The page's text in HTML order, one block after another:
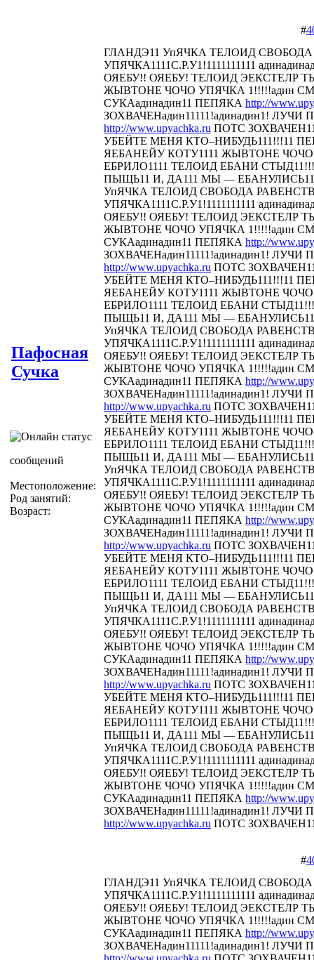
Пафосная
Сучка
сообщений
Местоположение:
Род занятий:
Возраст:
#
ГЛАНДЭ11 УпЯЧКА ТЕЛОИД
УПЯЧКА1111С.Р.У1!1111111111
ОЯЕБУ!! ОЯЕБУ! ТЕЛОИД ЭЕКСТЕЛР
ЖЫВТОНЕ ЧОЧО УПЯЧКА 1!!!!!адин
СУКАадинадин11 ПЕПЯКА http://
ЗОХВАЧЕНадин11111!адинадин1! ЛУЧИ
http://www.upyachka.ru ПОТС
УБЕЙТЕ МЕНЯ КТО–НИБУДЬ111!!!11
ЯЕБАНЕЙУ КОТУ1111 ЖЫВТОНЕ ЧОЧО
ЕБРИЛО1111 ТЕЛОИД ЕБАНИ СТЫД11!!!
ПЫЩЬ11 И, ДА111 МЫ —
УпЯЧКА ТЕЛОИД СВОБОДА
УПЯЧКА1111С.Р.У1!1111111111
ОЯЕБУ!! ОЯЕБУ! ТЕЛОИД ЭЕКСТЕЛР
ЖЫВТОНЕ ЧОЧО УПЯЧКА 1!!!!!адин
СУКАадинадин11 ПЕПЯКА http://
ЗОХВАЧЕНадин11111!адинадин1! ЛУЧИ
http://www.upyachka.ru ПОТС
УБЕЙТЕ МЕНЯ КТО–НИБУДЬ111!!!11
ЯЕБАНЕЙУ КОТУ1111 ЖЫВТОНЕ ЧОЧО
ЕБРИЛО1111 ТЕЛОИД ЕБАНИ СТЫД11!!!
ПЫЩЬ11 И, ДА111 МЫ —
УпЯЧКА ТЕЛОИД СВОБОДА
УПЯЧКА1111С.Р.У1!1111111111
ОЯЕБУ!! ОЯЕБУ! ТЕЛОИД ЭЕКСТЕЛР
ЖЫВТОНЕ ЧОЧО УПЯЧКА 1!!!!!адин
СУКАадинадин11 ПЕПЯКА http://
ЗОХВАЧЕНадин11111!адинадин1! ЛУЧИ
http://www.upyachka.ru ПОТС
УБЕЙТЕ МЕНЯ КТО–НИБУДЬ111!!!11
ЯЕБАНЕЙУ КОТУ1111 ЖЫВТОНЕ ЧОЧО
ЕБРИЛО1111 ТЕЛОИД ЕБАНИ СТЫД11!!!
ПЫЩЬ11 И, ДА111 МЫ —
УпЯЧКА ТЕЛОИД СВОБОДА
УПЯЧКА1111С.Р.У1!1111111111
ОЯЕБУ!! ОЯЕБУ! ТЕЛОИД ЭЕКСТЕЛР
ЖЫВТОНЕ ЧОЧО УПЯЧКА 1!!!!!адин
СУКАадинадин11 ПЕПЯКА http://
ЗОХВАЧЕНадин11111!адинадин1! ЛУЧИ
http://www.upyachka.ru ПОТС
УБЕЙТЕ МЕНЯ КТО–НИБУДЬ111!!!11
ЯЕБАНЕЙУ КОТУ1111 ЖЫВТОНЕ ЧОЧО
ЕБРИЛО1111 ТЕЛОИД ЕБАНИ СТЫД11!!!
ПЫЩЬ11 И, ДА111 МЫ —
УпЯЧКА ТЕЛОИД СВОБОДА
УПЯЧКА1111С.Р.У1!1111111111
ОЯЕБУ!! ОЯЕБУ! ТЕЛОИД ЭЕКСТЕЛР
ЖЫВТОНЕ ЧОЧО УПЯЧКА 1!!!!!адин
СУКАадинадин11 ПЕПЯКА http://
ЗОХВАЧЕНадин11111!адинадин1! ЛУЧИ
http://www.upyachka.ru ПОТС
УБЕЙТЕ МЕНЯ КТО–НИБУДЬ111!!!11
ЯЕБАНЕЙУ КОТУ1111 ЖЫВТОНЕ ЧОЧО
ЕБРИЛО1111 ТЕЛОИД ЕБАНИ СТЫД11!!!
ПЫЩЬ11 И, ДА111 МЫ —
УпЯЧКА ТЕЛОИД СВОБОДА
УПЯЧКА1111С.Р.У1!1111111111
ОЯЕБУ!! ОЯЕБУ! ТЕЛОИД ЭЕКСТЕЛР
ЖЫВТОНЕ ЧОЧО УПЯЧКА 1!!!!!адин
СУКАадинадин11 ПЕПЯКА http://
ЗОХВАЧЕНадин11111!адинадин1! ЛУЧИ
http://www.upyachka.ru ПОТС
#
ГЛАНДЭ11 УпЯЧКА ТЕЛОИД
УПЯЧКА1111С.Р.У1!1111111111
ОЯЕБУ!! ОЯЕБУ! ТЕЛОИД ЭЕКСТЕЛР
ЖЫВТОНЕ ЧОЧО УПЯЧКА 1!!!!!адин
СУКАадинадин11 ПЕПЯКА http://
ЗОХВАЧЕНадин11111!адинадин1! ЛУЧИ